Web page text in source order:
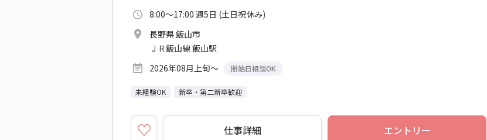
8:00～17:00 週5日 (土日祝休み)
長野県 飯山市
ＪＲ飯山線 飯山駅
2026年08月上旬～
開始日相談OK
未経験OK 新卒・第二新卒歓迎
仕事詳細 エントリー